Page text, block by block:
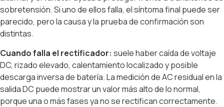
sobretensión. Si uno de ellos falla, el síntoma final puede ser
parecido, pero la causa y la prueba de confirmación son
distintas.
Cuando falla el rectificador: suele haber caída de voltaje
DC, rizado elevado, calentamiento localizado y posible
descarga inversa de batería. La medición de AC residual en la
salida DC puede mostrar un valor más alto de lo normal,
porque una o más fases ya no se rectifican correctamente.